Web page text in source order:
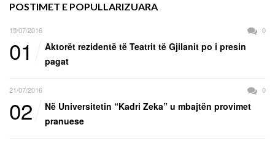
POSTIMET E POPULLARIZUARA
15/07/2016 0
01
Aktorët rezidentë të Teatrit të Gjilanit po i presin
pagat
21/07/2016 0
02
Në Universitetin “Kadri Zeka” u mbajtën provimet
pranuese